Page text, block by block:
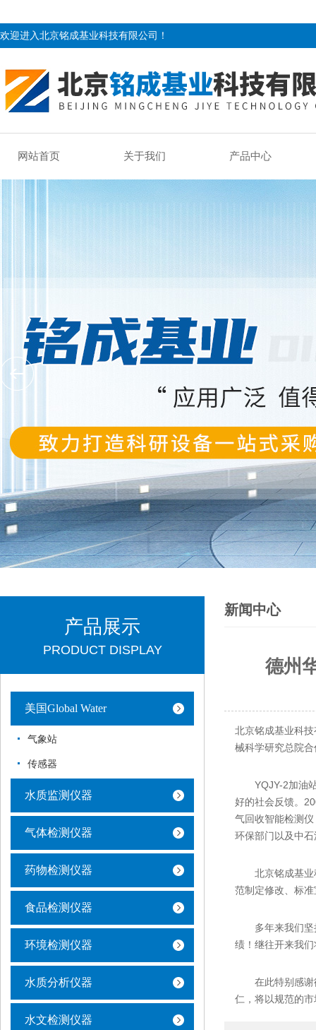
欢迎进入北京铭成基业科技有限公司！
网站首页 关于我们 产品中心
产品展示
PRODUCT DISPLAY
美国Global Water
气象站
传感器
水质监测仪器
气体检测仪器
药物检测仪器
食品检测仪器
环境检测仪器
水质分析仪器
水文检测仪器
新闻中心
德州
北京铭成基业科
械科学研究总院
YQJY-2加油站
好的社会反馈。
气回收智能检测
环保部门以及中
北京铭成基业科
范制定修改、标
多年来我们坚持
绩！继往开来我
在此特别感谢德
仁，将以规范的